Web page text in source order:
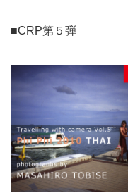
■CRP第５弾